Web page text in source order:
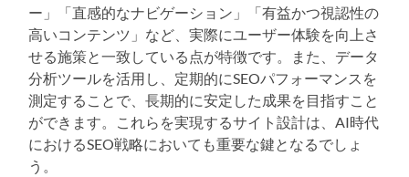
ー」「直感的なナビゲーション」「有益かつ視認性の
高いコンテンツ」など、実際にユーザー体験を向上さ
せる施策と一致している点が特徴です。また、データ
分析ツールを活用し、定期的にSEOパフォーマンスを
測定することで、長期的に安定した成果を目指すこと
ができます。これらを実現するサイト設計は、AI時代
におけるSEO戦略においても重要な鍵となるでしょ
う。